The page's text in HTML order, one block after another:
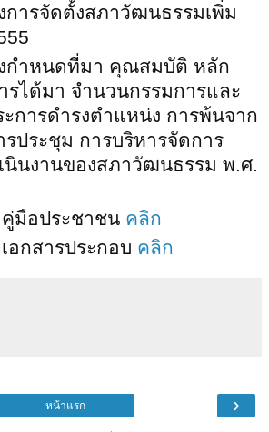
การจัดตั้งสภาวัฒนธรรมเพิ่ม
กำหนดที่มา คุณสมบัติ หลัก
ได้มา จำนวนกรรมการและ
การดำรงตำแหน่ง การพ้นจาก
ประชุม การบริหารจัดการ
นินงานของสภาวัฒนธรรม พ.ศ.
มือประชาชน คลิก
อกสารประกอบ คลิก
›
หน้าแรก